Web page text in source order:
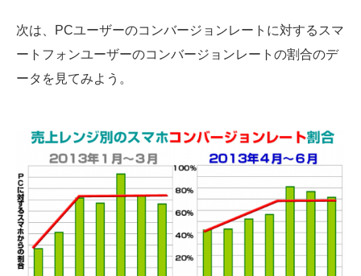
次は、PCユーザーのコンバージョンレートに対するスマ
ートフォンユーザーのコンバージョンレートの割合のデ
ータを見てみよう。